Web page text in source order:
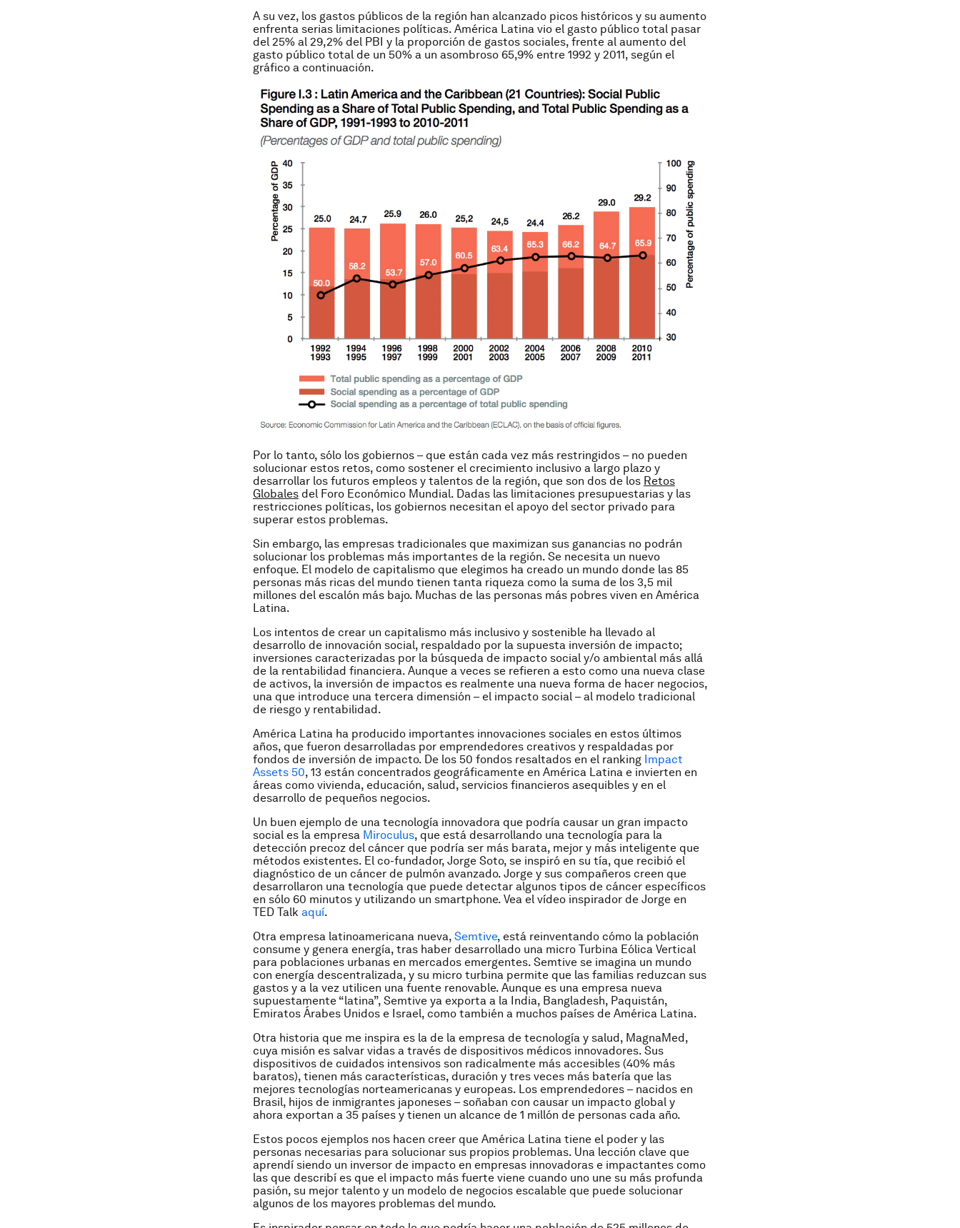
A su vez, los gastos públicos de la región han alcanzado picos históricos y su aumento
enfrenta serias limitaciones políticas. América Latina vio el gasto público total pasar
del 25% al 29,2% del PBI y la proporción de gastos sociales, frente al aumento del
gasto público total de un 50% a un asombroso 65,9% entre 1992 y 2011, según el
gráfico a continuación.
Por lo tanto, sólo los gobiernos – que están cada vez más restringidos – no pueden
solucionar estos retos, como sostener el crecimiento inclusivo a largo plazo y
desarrollar los futuros empleos y talentos de la región, que son dos de los Retos
Globales del Foro Económico Mundial. Dadas las limitaciones presupuestarias y las
restricciones políticas, los gobiernos necesitan el apoyo del sector privado para
superar estos problemas.
Sin embargo, las empresas tradicionales que maximizan sus ganancias no podrán
solucionar los problemas más importantes de la región. Se necesita un nuevo
enfoque. El modelo de capitalismo que elegimos ha creado un mundo donde las 85
personas más ricas del mundo tienen tanta riqueza como la suma de los 3,5 mil
millones del escalón más bajo. Muchas de las personas más pobres viven en América
Latina.
Los intentos de crear un capitalismo más inclusivo y sostenible ha llevado al
desarrollo de innovación social, respaldado por la supuesta inversión de impacto;
inversiones caracterizadas por la búsqueda de impacto social y/o ambiental más allá
de la rentabilidad financiera. Aunque a veces se refieren a esto como una nueva clase
de activos, la inversión de impactos es realmente una nueva forma de hacer negocios,
una que introduce una tercera dimensión – el impacto social – al modelo tradicional
de riesgo y rentabilidad.
América Latina ha producido importantes innovaciones sociales en estos últimos
años, que fueron desarrolladas por emprendedores creativos y respaldadas por
fondos de inversión de impacto. De los 50 fondos resaltados en el ranking Impact
Assets 50, 13 están concentrados geográficamente en América Latina e invierten en
áreas como vivienda, educación, salud, servicios financieros asequibles y en el
desarrollo de pequeños negocios.
Un buen ejemplo de una tecnología innovadora que podría causar un gran impacto
social es la empresa Miroculus, que está desarrollando una tecnología para la
detección precoz del cáncer que podría ser más barata, mejor y más inteligente que
métodos existentes. El co-fundador, Jorge Soto, se inspiró en su tía, que recibió el
diagnóstico de un cáncer de pulmón avanzado. Jorge y sus compañeros creen que
desarrollaron una tecnología que puede detectar algunos tipos de cáncer específicos
en sólo 60 minutos y utilizando un smartphone. Vea el vídeo inspirador de Jorge en
TED Talk aquí.
Otra empresa latinoamericana nueva, Semtive, está reinventando cómo la población
consume y genera energía, tras haber desarrollado una micro Turbina Eólica Vertical
para poblaciones urbanas en mercados emergentes. Semtive se imagina un mundo
con energía descentralizada, y su micro turbina permite que las familias reduzcan sus
gastos y a la vez utilicen una fuente renovable. Aunque es una empresa nueva
supuestamente “latina”, Semtive ya exporta a la India, Bangladesh, Paquistán,
Emiratos Árabes Unidos e Israel, como también a muchos países de América Latina.
Otra historia que me inspira es la de la empresa de tecnología y salud, MagnaMed,
cuya misión es salvar vidas a través de dispositivos médicos innovadores. Sus
dispositivos de cuidados intensivos son radicalmente más accesibles (40% más
baratos), tienen más características, duración y tres veces más batería que las
mejores tecnologías norteamericanas y europeas. Los emprendedores – nacidos en
Brasil, hijos de inmigrantes japoneses – soñaban con causar un impacto global y
ahora exportan a 35 países y tienen un alcance de 1 millón de personas cada año.
Estos pocos ejemplos nos hacen creer que América Latina tiene el poder y las
personas necesarias para solucionar sus propios problemas. Una lección clave que
aprendí siendo un inversor de impacto en empresas innovadoras e impactantes como
las que describí es que el impacto más fuerte viene cuando uno une su más profunda
pasión, su mejor talento y un modelo de negocios escalable que puede solucionar
algunos de los mayores problemas del mundo.